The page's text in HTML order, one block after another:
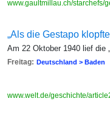
www.gaultmillau.ch/starchefs/
„Als die Gestapo
Am 22 Oktober 1940 lief die
Freitag: Deutschland > Baden
www.welt.de/geschichte/